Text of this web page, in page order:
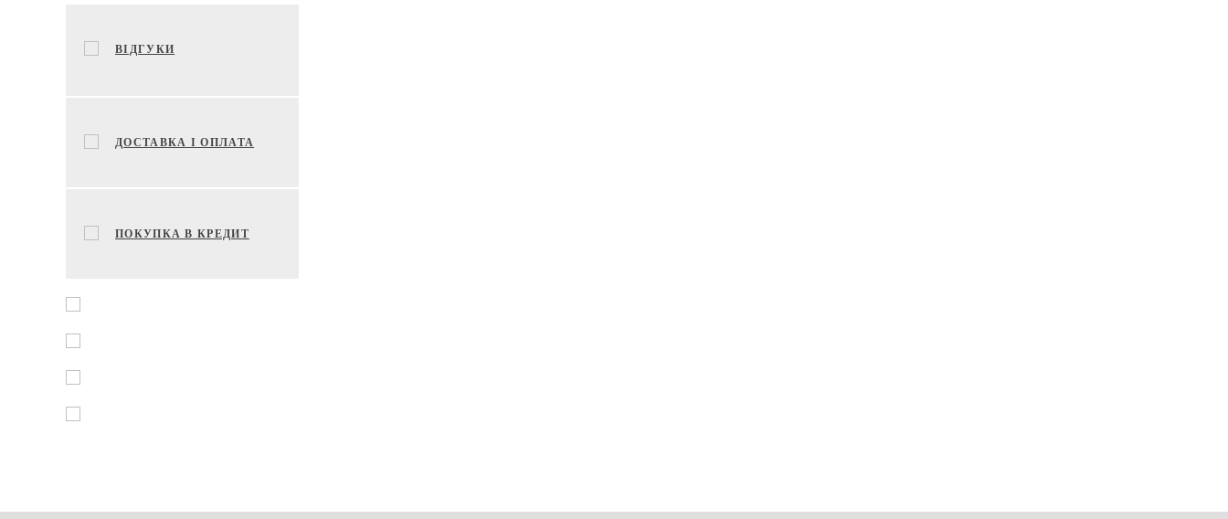
ВІДГУКИ
ДОСТАВКА І ОПЛАТА
ПОКУПКА В КРЕДИТ